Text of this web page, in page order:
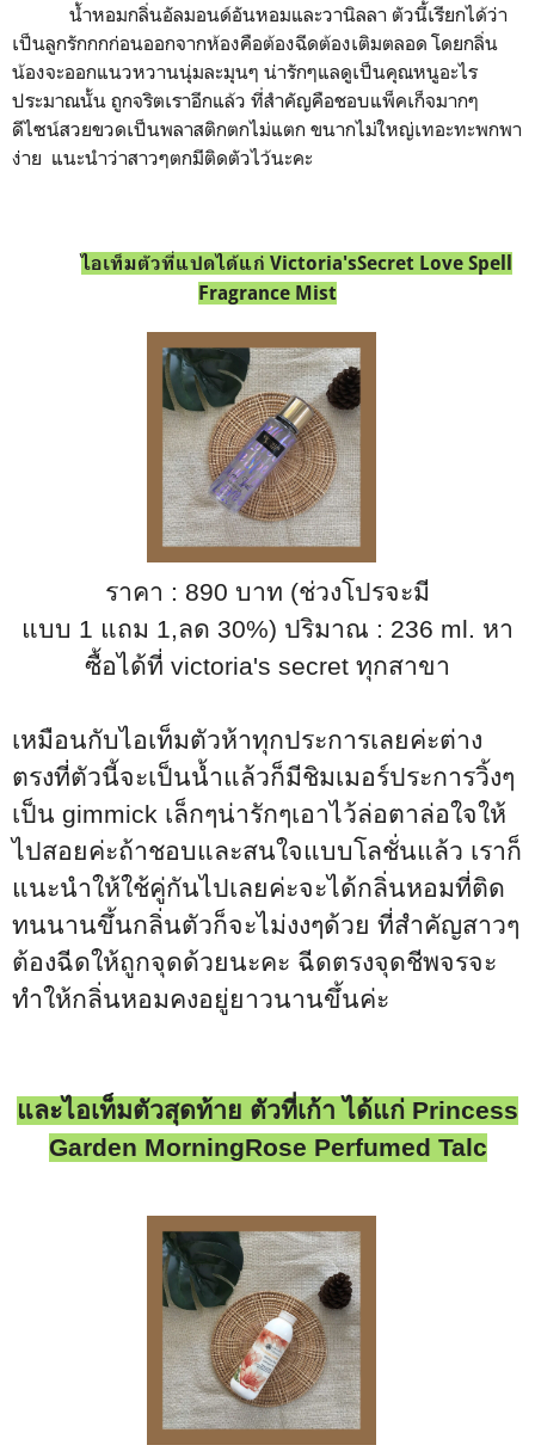
น้ำหอมกลิ่นอัลมอนด์อันหอมและวานิลลา ตัวนี้เรียกได้ว่า
เป็นลูกรักกกก่อนออกจากห้องคือต้องฉีดต้องเติมตลอด โดยกลิ่น
น้องจะออกแนวหวานนุ่มละมุนๆ น่ารักๆแลดูเป็นคุณหนูอะไร
ประมาณนั้น ถูกจริตเราอีกแล้ว ที่สำคัญคือชอบแพ็คเก็จมากๆ
ดีไซน์สวยขวดเป็นพลาสติกตกไม่แตก ขนากไม่ใหญ่เทอะทะพกพา
ง่าย แนะนำว่าสาวๆตกมีติดตัวไว้นะคะ
ไอเท็มตัวที่แปดได้แก่ Victoria'sSecret Love Spell
Fragrance Mist
ราคา : 890 บาท (ช่วงโปรจะมี
แบบ 1 แถม 1,ลด 30%) ปริมาณ : 236 ml. หา
ซื้อได้ที่ victoria's secret ทุกสาขา
เหมือนกับไอเท็มตัวห้าทุกประการเลยค่ะต่าง
ตรงที่ตัวนี้จะเป็นน้ำแล้วก็มีชิมเมอร์ประการวิ้งๆ
เป็น gimmick เล็กๆน่ารักๆเอาไว้ล่อตาล่อใจให้
ไปสอยค่ะถ้าชอบและสนใจแบบโลชั่นแล้ว เราก็
แนะนำให้ใช้คู่กันไปเลยค่ะจะได้กลิ่นหอมที่ติด
ทนนานขึ้นกลิ่นตัวก็จะไม่งงๆด้วย ที่สำคัญสาวๆ
ต้องฉีดให้ถูกจุดด้วยนะคะ ฉีดตรงจุดชีพจรจะ
ทำให้กลิ่นหอมคงอยู่ยาวนานขึ้นค่ะ
และไอเท็มตัวสุดท้าย ตัวที่เก้า ได้แก่ Princess
Garden MorningRose Perfumed Talc